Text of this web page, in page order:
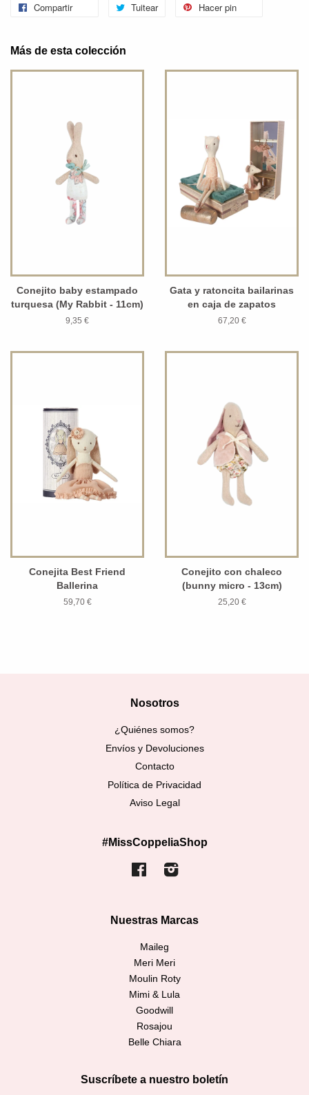
Compartir Tuitear Hacer pin
Más de esta colección
Conejito baby estampado
turquesa (My Rabbit - 11cm)
9,35 €
Gata y ratoncita bailarinas
en caja de zapatos
67,20 €
Conejita Best Friend
Ballerina
59,70 €
Conejito con chaleco
(bunny micro - 13cm)
25,20 €
Nosotros
¿Quiénes somos?
Envíos y Devoluciones
Contacto
Política de Privacidad
Aviso Legal
#MissCoppeliaShop
FacebookInstagram
Nuestras Marcas
Maileg
Meri Meri
Moulin Roty
Mimi & Lula
Goodwill
Rosajou
Belle Chiara
Suscríbete a nuestro boletín